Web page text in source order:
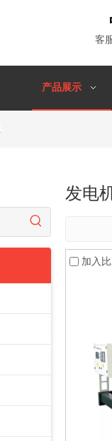
客
产品展示
发电
加入